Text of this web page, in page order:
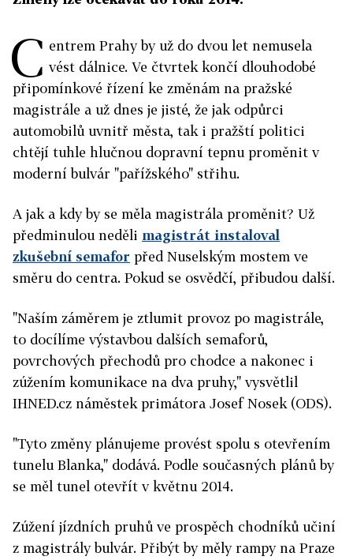
C entrem Prahy by už do dvou let nemusela
vést dálnice. Ve čtvrtek končí dlouhodobé
připomínkové řízení ke změnám na pražské
magistrále a už dnes je jisté, že jak odpůrci
automobilů uvnitř města, tak i pražští politici
chtějí tuhle hlučnou dopravní tepnu proměnit v
moderní bulvár "pařížského" střihu.
A jak a kdy by se měla magistrála proměnit? Už
předminulou neděli magistrát instaloval
zkušební semafor před Nuselským mostem ve
směru do centra. Pokud se osvědčí, přibudou další.
"Naším záměrem je ztlumit provoz po magistrále,
to docílíme výstavbou dalších semaforů,
povrchových přechodů pro chodce a nakonec i
zúžením komunikace na dva pruhy," vysvětlil
IHNED.cz náměstek primátora Josef Nosek (ODS).
"Tyto změny plánujeme provést spolu s otevřením
tunelu Blanka," dodává. Podle současných plánů by
se měl tunel otevřít v květnu 2014.
Zúžení jízdních pruhů ve prospěch chodníků učiní
z magistrály bulvár. Přibýt by měly rampy na Praze